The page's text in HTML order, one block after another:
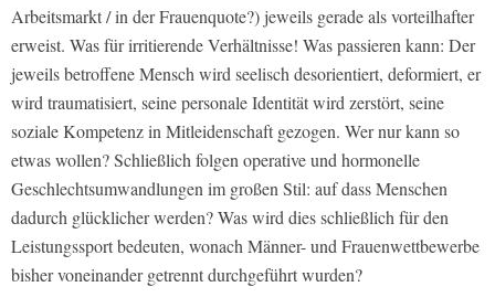
Arbeitsmarkt / in der Frauenquote?) jeweils gerade als vorteilhafter
erweist. Was für irritierende Verhältnisse! Was passieren kann: Der
jeweils betroffene Mensch wird seelisch desorientiert, deformiert, er
wird traumatisiert, seine personale Identität wird zerstört, seine
soziale Kompetenz in Mitleidenschaft gezogen. Wer nur kann so
etwas wollen? Schließlich folgen operative und hormonelle
Geschlechtsumwandlungen im großen Stil: auf dass Menschen
dadurch glücklicher werden? Was wird dies schließlich für den
Leistungssport bedeuten, wonach Männer- und Frauenwettbewerbe
bisher voneinander getrennt durchgeführt wurden?